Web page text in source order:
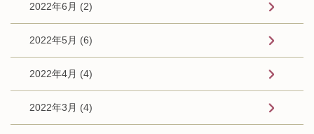
2022年6月 (2)
2022年5月 (6)
2022年4月 (4)
2022年3月 (4)